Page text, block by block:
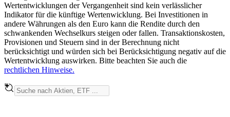
Wertentwicklungen der Vergangenheit sind kein verlässlicher
Indikator für die künftige Wertenwicklung. Bei Investitionen in
andere Währungen als den Euro kann die Rendite durch den
schwankenden Wechselkurs steigen oder fallen. Transaktionskosten,
Provisionen und Steuern sind in der Berechnung nicht
berücksichtigt und würden sich bei Berücksichtigung negativ auf die
Wertentwicklung auswirken. Bitte beachten Sie auch die
rechtlichen Hinweise.